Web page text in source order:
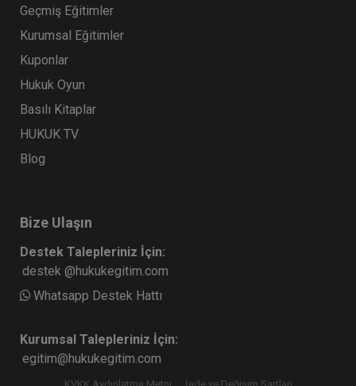
Geçmiş Eğitimler
Kurumsal Eğitimler
Kuponlar
Hukuk Oyun
Basılı Kitaplar
HUKUK TV
Blog
Bize Ulaşın
Destek Talepleriniz İçin:
destek @hukukegitim.com
Whatsapp Destek Hattı
Kurumsal Talepleriniz İçin:
egitim@hukukegitim.com